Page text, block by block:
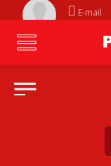
E-mail